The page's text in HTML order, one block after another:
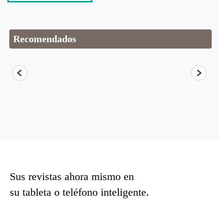
Recomendados
Sus revistas ahora mismo en
su tableta o teléfono inteligente.